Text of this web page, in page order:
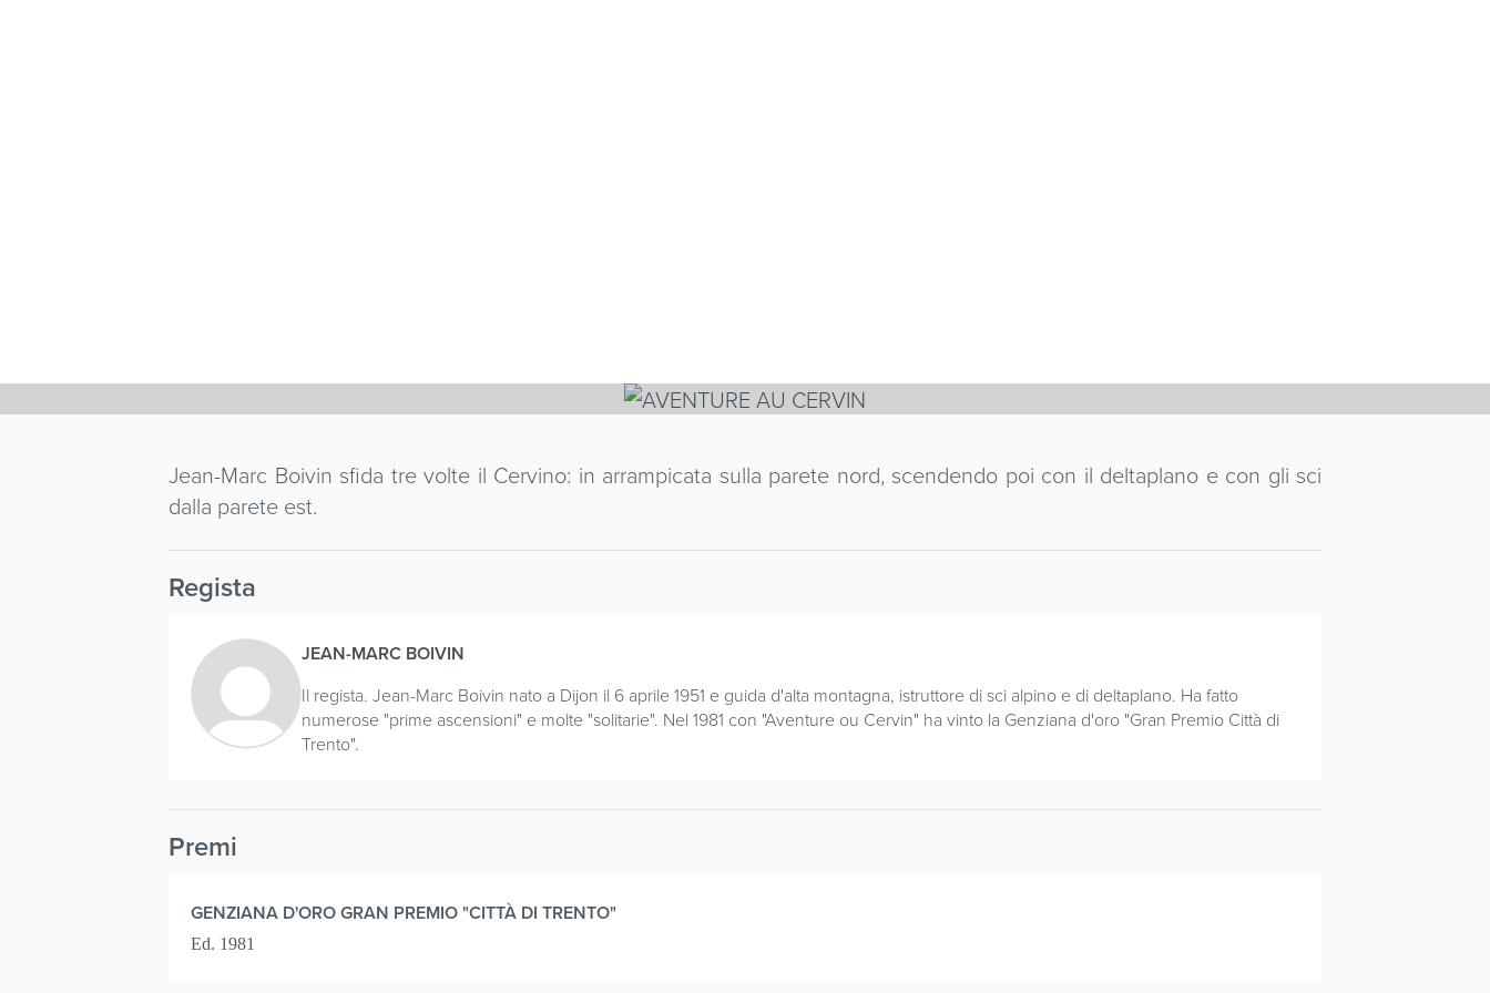
Jean-Marc Boivin sfida tre volte il Cervino: in arrampicata sulla parete nord, scendendo poi con il deltaplano e con gli sci
dalla parete est.
Regista
JEAN-MARC BOIVIN
Il regista. Jean-Marc Boivin nato a Dijon il 6 aprile 1951 e guida d'alta montagna, istruttore di sci alpino e di deltaplano. Ha fatto
numerose "prime ascensioni" e molte "solitarie". Nel 1981 con "Aventure ou Cervin" ha vinto la Genziana d'oro "Gran Premio Città di
Trento".
Premi
GENZIANA D'ORO GRAN PREMIO "CITTÀ DI TRENTO"
Ed. 1981